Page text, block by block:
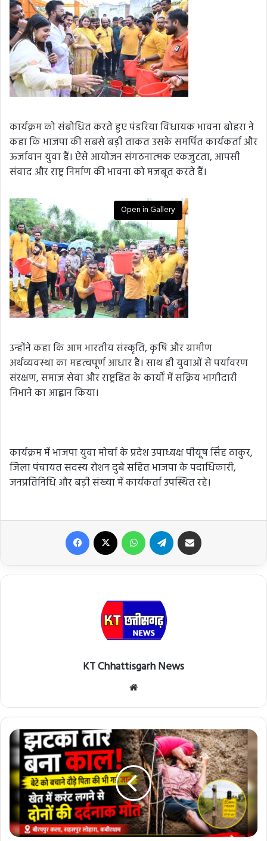
कार्यक्रम को संबोधित करते हुए पंडरिया विधायक भावना बोहरा ने
कहा कि भाजपा की सबसे बड़ी ताकत उसके समर्पित कार्यकर्ता और
ऊर्जावान युवा हैं। ऐसे आयोजन संगठनात्मक एकजुटता, आपसी
संवाद और राष्ट्र निर्माण की भावना को मजबूत करते हैं।
Open in Gallery
उन्होंने कहा कि आम भारतीय संस्कृति, कृषि और ग्रामीण
अर्थव्यवस्था का महत्वपूर्ण आधार है। साथ ही युवाओं से पर्यावरण
संरक्षण, समाज सेवा और राष्ट्रहित के कार्यों में सक्रिय भागीदारी
निभाने का आह्वान किया।
कार्यक्रम में भाजपा युवा मोर्चा के प्रदेश उपाध्यक्ष पीयूष सिंह ठाकुर,
जिला पंचायत सदस्य रोशन दुबे सहित भाजपा के पदाधिकारी,
जनप्रतिनिधि और बड़ी संख्या में कार्यकर्ता उपस्थित रहे।
Facebook WhatsApp Telegram
KT Chhattisgarh News